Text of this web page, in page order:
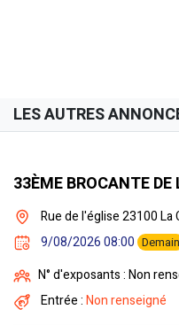
LES AUTRES
33ÈME BROCANTE
Rue de l'église 23100
9/08/2026 08:00 Demain
N° d'exposants : Non
Entrée :Non renseigné